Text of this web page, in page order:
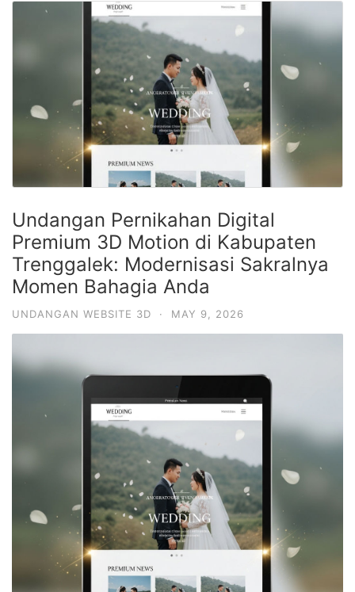
Undangan Pernikahan Digital
Premium 3D Motion di Kabupaten
Trenggalek: Modernisasi Sakralnya
Momen Bahagia Anda
UNDANGAN WEBSITE 3D · MAY 9, 2026